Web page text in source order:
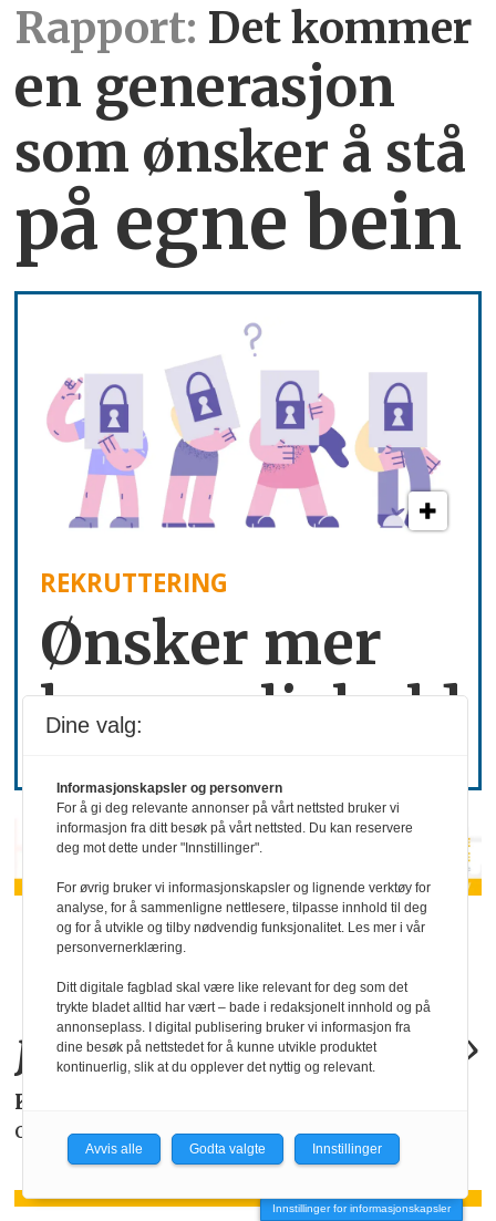
Rapport: Det kommer
en generasjon
som ønsker å stå
på egne bein
REKRUTTERING
Ønsker mer
hemmelighold
«KI-bruken kan
allerede by på
juridiskeproblemer .»
KAROLINE SCHEIDE
oppmerksom på de faktiske forholdene.
Innstillinger for informasjonskapsler
Dine valg:
Informasjonskapsler og personvern
For å gi deg relevante annonser på vårt nettsted bruker vi
informasjon fra ditt besøk på vårt nettsted. Du kan reservere
deg mot dette under "Innstillinger".
For øvrig bruker vi informasjonskapsler og lignende verktøy for
analyse, for å sammenligne nettlesere, tilpasse innhold til deg
og for å utvikle og tilby nødvendig funksjonalitet. Les mer i vår
personvernerklæring.
Ditt digitale fagblad skal være like relevant for deg som det
trykte bladet alltid har vært – bade i redaksjonelt innhold og på
annonseplass. I digital publisering bruker vi informasjon fra
dine besøk på nettstedet for å kunne utvikle produktet
kontinuerlig, slik at du opplever det nyttig og relevant.
Avvis alle Godta valgte Innstillinger